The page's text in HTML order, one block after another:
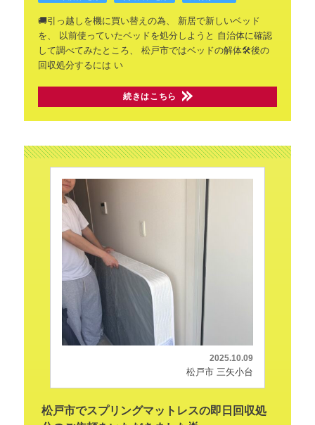
🚚引っ越しを機に買い替えの為、
新居で新しいベッド
を、
以前使っていたベッドを処分しようと 自治体に確認
して調べてみたところ、
松戸市ではベッドの解体🛠️後の
回収処分するには い
続きはこちら
2025.10.09
松戸市 三矢小台
松戸市でスプリングマットレスの即日回収処